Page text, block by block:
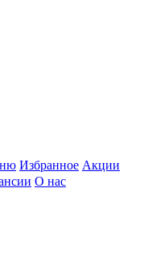
Избранное Акции
О нас